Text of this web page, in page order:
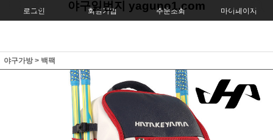
로그인 회원가입 주문조회 마이페이지
야구일번지 yaguno1.com
야구가방> 백팩